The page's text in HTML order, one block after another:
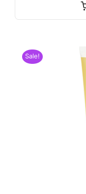
Sale!